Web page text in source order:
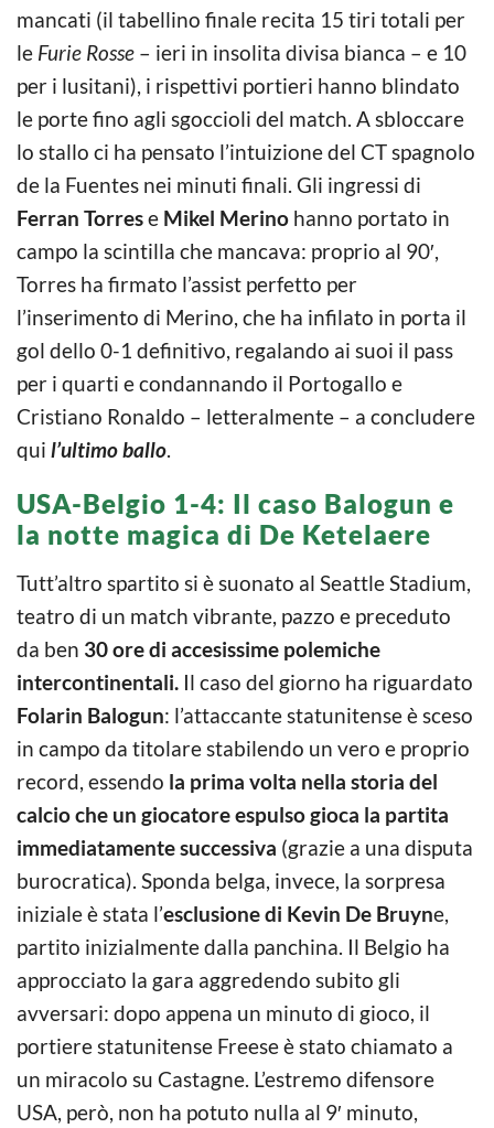
mancati (il tabellino finale recita 15 tiri totali per
le Furie Rosse – ieri in insolita divisa bianca – e 10
per i lusitani), i rispettivi portieri hanno blindato
le porte fino agli sgoccioli del match. A sbloccare
lo stallo ci ha pensato l’intuizione del CT spagnolo
de la Fuentes nei minuti finali. Gli ingressi di
Ferran Torrese Mikel Merino hanno portato in
campo la scintilla che mancava: proprio al 90′,
Torres ha firmato l’assist perfetto per
l’inserimento di Merino, che ha infilato in porta il
gol dello 0-1 definitivo, regalando ai suoi il pass
per i quarti e condannando il Portogallo e
Cristiano Ronaldo – letteralmente – a concludere
qui l’ultimo ballo.
USA-Belgio 1-4: Il caso Balogun e
la notte magica di De Ketelaere
Tutt’altro spartito si è suonato al Seattle Stadium,
teatro di un match vibrante, pazzo e preceduto
da ben 30 ore di accesissime polemiche
intercontinentali. Il caso del giorno ha riguardato
Folarin Balogun: l’attaccante statunitense è sceso
in campo da titolare stabilendo un vero e proprio
record, essendo la prima volta nella storia del
calcio che un giocatore espulso gioca la partita
immediatamente successiva (grazie a una disputa
burocratica). Sponda belga, invece, la sorpresa
iniziale è stata l’esclusione di Kevin De Bruyne,
partito inizialmente dalla panchina. Il Belgio ha
approcciato la gara aggredendo subito gli
avversari: dopo appena un minuto di gioco, il
portiere statunitense Freese è stato chiamato a
un miracolo su Castagne. L’estremo difensore
USA, però, non ha potuto nulla al 9′ minuto,